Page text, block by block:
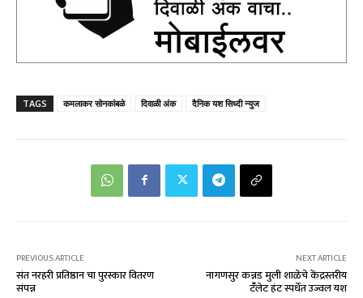
TAGS कमलाकर सोनकांबळे दिवाळी अंक दैनिक यश सिध्दी न्युज
PREVIOUS ARTICLE
संत नरहरी प्रतिष्ठान चा पुरस्कार वितरण
संपन्न
NEXT ARTICLE
नागणसुर कन्नड मुली शाळेचे केंद्रस्तरीय
टॕलेट हंट स्पर्धेत उज्वल यश